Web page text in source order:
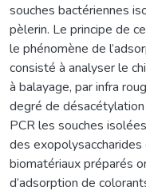
souches bactériennes
pèlerin. Le principe de
le phénomène de
consisté à analyser le
à balayage, par infra
degré de
PCR les souches
des
biomatériaux préparés
d’adsorption de